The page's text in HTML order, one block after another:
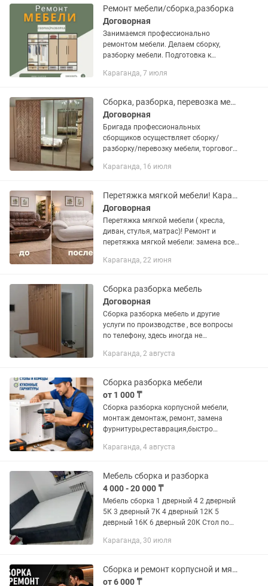
Ремонт мебели/сборка,разборка
Договорная
Занимаемся профессионально
ремонтом мебели. Делаем сборку,
разборку мебели. Подготовка к
Караганда, 7 июля
Сборка, разборка, перевозка мебели. Профессионалы.Аккуратно.Качественно.
Договорная
Бригада профессиональных
сборщиков осуществляет сборку/
разборку/перевозку мебели, торгового
воркаутов и тренажеров. Для нас не
Качество,...
Караганда, 16 июля
Перетяжка мягкой мебели! Караганда, Темиртау
Договорная
Перетяжка мягкой мебели ( кресла,
диван, стулья, матрас)! Ремонт и
перетяжка мягкой мебели: замена всей
вашей мебели, а также возможна
Караганда, 22 июня
Сборка разборка мебель
Договорная
Сборка разборка мебель и другие
услуги по производстве , все вопросы
по телефону, здесь иногда не
Караганда, 2 августа
Сборка разборка мебели
от 1 000 ₸
Сборка разборка корпусной мебели,
монтаж демонтаж, ремонт, замена
фурнитуры,реставрация,быстро
более 20 лет
Караганда, 4 августа
Мебель сборка и разборка
4 000 - 20 000 ₸
Мебель сборка 1 дверный 4 2 дверный
5К 3 дверный 7К 4 дверный 12К 5
деврный 16К 6 дверный 20К Стол по
Комоды и Кровати 7К или 10К
Караганда, 30 июля
Сборка и ремонт корпусной и мягкой мебели также по электрике
от 6 000 ₸